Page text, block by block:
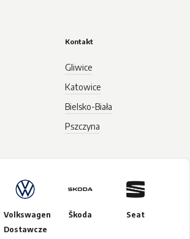
Kontakt
Gliwice
Katowice
Bielsko-Biała
Pszczyna
Volkswagen
Dostawcze
Škoda Seat